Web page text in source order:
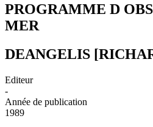
PROGRAMME D
MER
DEANGELIS
Editeur
-
Année de publication
1989